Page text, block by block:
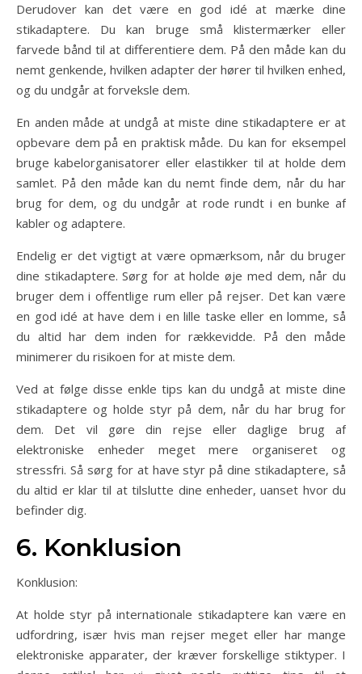
Derudover kan det være en god idé at mærke dine
stikadaptere. Du kan bruge små klistermærker eller
farvede bånd til at differentiere dem. På den måde kan du
nemt genkende, hvilken adapter der hører til hvilken enhed,
og du undgår at forveksle dem.
En anden måde at undgå at miste dine stikadaptere er at
opbevare dem på en praktisk måde. Du kan for eksempel
bruge kabelorganisatorer eller elastikker til at holde dem
samlet. På den måde kan du nemt finde dem, når du har
brug for dem, og du undgår at rode rundt i en bunke af
kabler og adaptere.
Endelig er det vigtigt at være opmærksom, når du bruger
dine stikadaptere. Sørg for at holde øje med dem, når du
bruger dem i offentlige rum eller på rejser. Det kan være
en god idé at have dem i en lille taske eller en lomme, så
du altid har dem inden for rækkevidde. På den måde
minimerer du risikoen for at miste dem.
Ved at følge disse enkle tips kan du undgå at miste dine
stikadaptere og holde styr på dem, når du har brug for
dem. Det vil gøre din rejse eller daglige brug af
elektroniske enheder meget mere organiseret og
stressfri. Så sørg for at have styr på dine stikadaptere, så
du altid er klar til at tilslutte dine enheder, uanset hvor du
befinder dig.
6. Konklusion
Konklusion:
At holde styr på internationale stikadaptere kan være en
udfordring, især hvis man rejser meget eller har mange
elektroniske apparater, der kræver forskellige stiktyper. I